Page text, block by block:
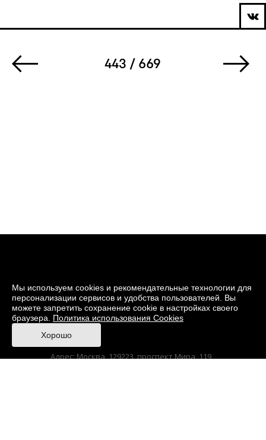
443 / 669
© 2026 Музей кино
При поддержке Министерства культуры РФ
Адрес: Москва, 129223, проспект Мира, 119,
Мы используем cookies и рекомендательные технологии для
персонализации сервисов и удобства пользователей. Вы
можете запретить сохранение cookie в настройках своего
браузера. Политика использования Cookies
Хорошо